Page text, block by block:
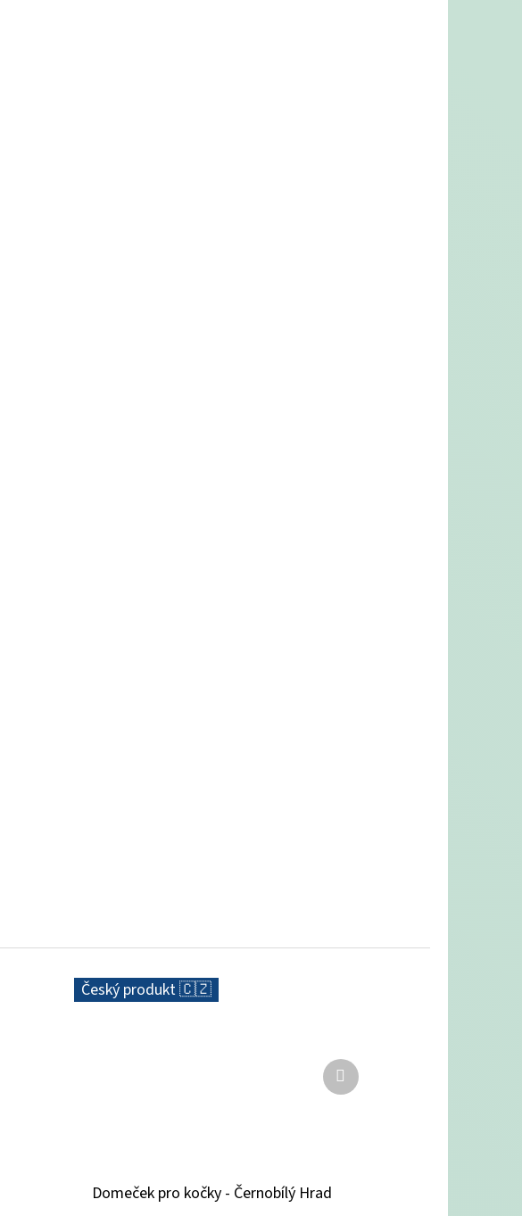
Český produkt 🇨🇿
Domeček pro kočky - Černobílý Hrad
Další
produkt